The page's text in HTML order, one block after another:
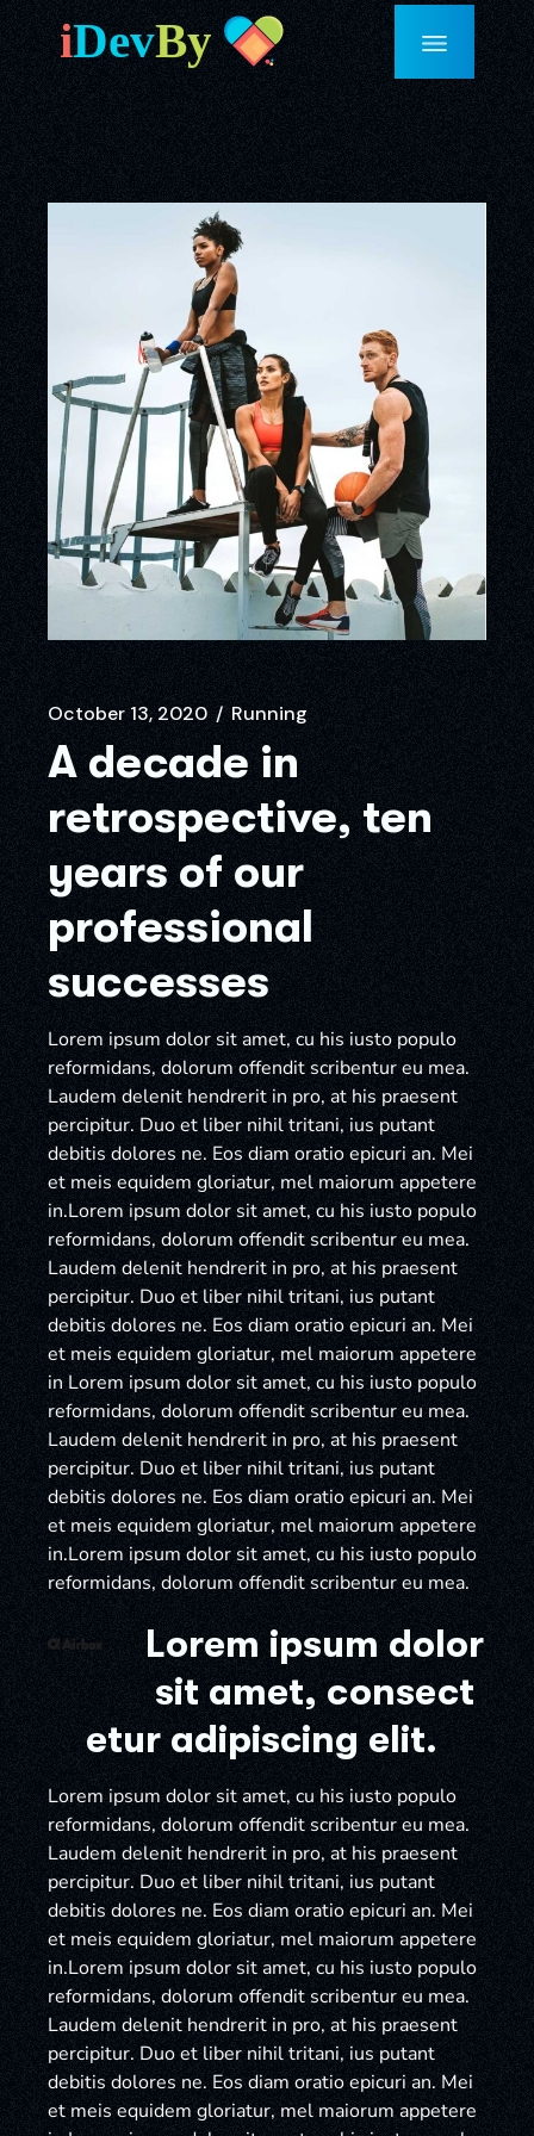
October 13, 2020 Running
A decade in
retrospective, ten
years of our
professional
successes
Lorem ipsum dolor sit amet, cu his iusto populo
reformidans, dolorum offendit scribentur eu mea.
Laudem delenit hendrerit in pro, at his praesent
percipitur. Duo et liber nihil tritani, ius putant
debitis dolores ne. Eos diam oratio epicuri an. Mei
et meis equidem gloriatur, mel maiorum appetere
in.Lorem ipsum dolor sit amet, cu his iusto populo
reformidans, dolorum offendit scribentur eu mea.
Laudem delenit hendrerit in pro, at his praesent
percipitur. Duo et liber nihil tritani, ius putant
debitis dolores ne. Eos diam oratio epicuri an. Mei
et meis equidem gloriatur, mel maiorum appetere
in Lorem ipsum dolor sit amet, cu his iusto populo
reformidans, dolorum offendit scribentur eu mea.
Laudem delenit hendrerit in pro, at his praesent
percipitur. Duo et liber nihil tritani, ius putant
debitis dolores ne. Eos diam oratio epicuri an. Mei
et meis equidem gloriatur, mel maiorum appetere
in.Lorem ipsum dolor sit amet, cu his iusto populo
reformidans, dolorum offendit scribentur eu mea.
Lorem ipsum dolor
sit amet, consect
etur adipiscing elit.
Lorem ipsum dolor sit amet, cu his iusto populo
reformidans, dolorum offendit scribentur eu mea.
Laudem delenit hendrerit in pro, at his praesent
percipitur. Duo et liber nihil tritani, ius putant
debitis dolores ne. Eos diam oratio epicuri an. Mei
et meis equidem gloriatur, mel maiorum appetere
in.Lorem ipsum dolor sit amet, cu his iusto populo
reformidans, dolorum offendit scribentur eu mea.
Laudem delenit hendrerit in pro, at his praesent
percipitur. Duo et liber nihil tritani, ius putant
debitis dolores ne. Eos diam oratio epicuri an. Mei
et meis equidem gloriatur, mel maiorum appetere